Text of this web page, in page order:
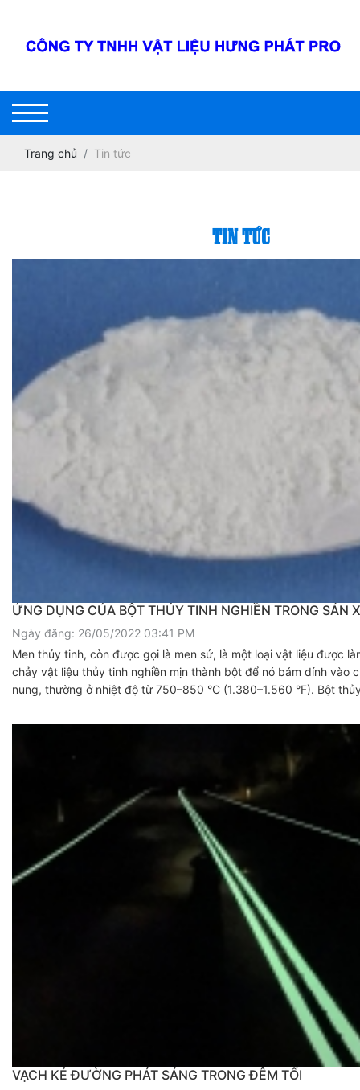
Trang chủ Tin tức
TIN TỨC
ỨNG DỤNG CỦA BỘT THỦY TINH NGHIỀN TRONG SẢN
Ngày đăng: 26/05/2022 03:41 PM
Men thủy tinh, còn được gọi là men sứ, là một loại vật liệu được
chảy vật liệu thủy tinh nghiền mịn thành bột để nó bám dính vào
nung, thường ở nhiệt độ từ 750–850 °C (1.380–1.560 °F). Bột
bóng và bền.
VẠCH KẺ ĐƯỜNG PHÁT SÁNG TRONG ĐÊM TỐI